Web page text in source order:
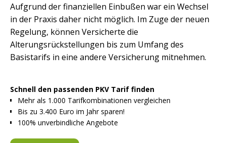
Aufgrund der finanziellen Einbußen war ein Wechsel
in der Praxis daher nicht möglich. Im Zuge der neuen
Regelung, können Versicherte die
Alterungsrückstellungen bis zum Umfang des
Basistarifs in eine andere Versicherung mitnehmen.
Schnell den passenden PKV Tarif finden
Mehr als 1.000 Tarifkombinationen vergleichen
Bis zu 3.400 Euro im Jahr sparen!
100% unverbindliche Angebote